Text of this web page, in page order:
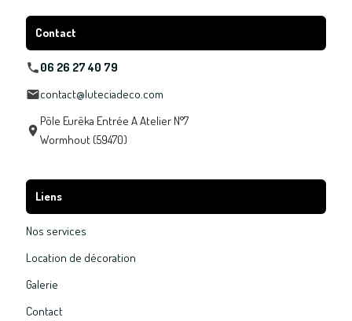
Contact
06 26 27 40 79
contact@luteciadeco.com
Pôle Eurêka Entrée A Atelier N°7
Wormhout (59470)
Liens
Nos services
Location de décoration
Galerie
Contact